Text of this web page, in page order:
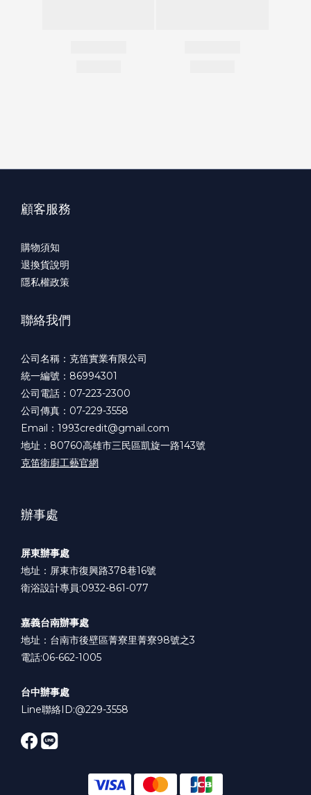
顧客服務
購物須知
退換貨說明
隱私權政策
聯絡我們
公司名稱：克笛實業有限公司
統一編號：86994301
公司電話：07-223-2300
公司傳真：07-229-3558
Email：1993credit@gmail.com
地址：80760高雄市三民區凱旋一路143號
克笛衛廚工藝官網
辦事處
屏東辦事處
地址：屏東市復興路378巷16號
衛浴設計專員:0932-861-077
嘉義台南辦事處
地址：台南市後壁區菁寮里菁寮98號之3
電話:06-662-1005
台中辦事處
Line聯絡ID:@229-3558